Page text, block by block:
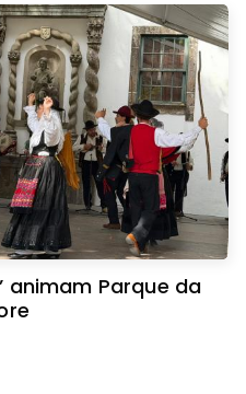
animam Parque da